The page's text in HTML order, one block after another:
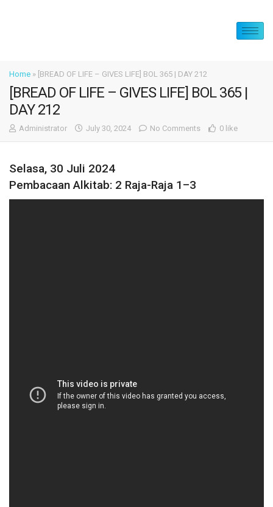
Home » [BREAD OF LIFE – GIVES LIFE] BOL 365 | DAY 212
[BREAD OF LIFE – GIVES LIFE] BOL 365 |
DAY 212
Administrator July 30, 2024 No Comments 0 like
Selasa, 30 Juli 2024
Pembacaan Alkitab: 2 Raja-Raja 1–3